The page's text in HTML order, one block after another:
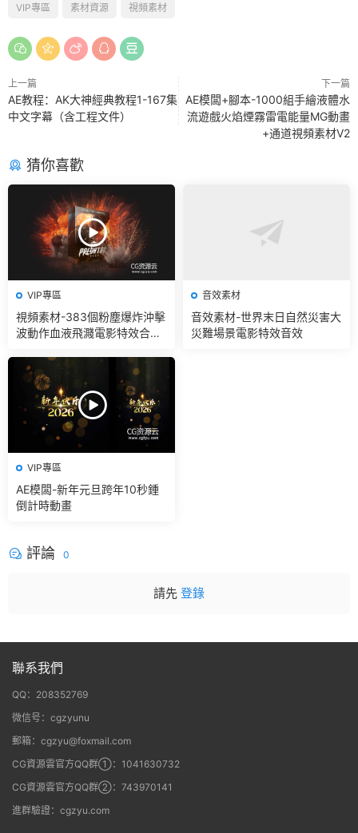
VIP專區 素材資源 視頻素材
上一篇
AE教程：AK大神經典教程1-167集
中文字幕（含工程文件）
下一篇
AE模闆+腳本-1000組手繪液體水
流遊戲火焰煙霧雷電能量MG動畫
+通道視頻素材V2
猜你喜歡
VIP專區
視頻素材-383個粉塵爆炸沖擊
波動作血液飛濺電影特效合成
音效素材
音效素材-世界末日自然災害大
災難場景電影特效音效
VIP專區
AE模闆-新年元旦跨年10秒鍾
倒計時動畫
評論 0
請先 登錄
聯系我們
QQ：208352769
微信号：cgzyunu
郵箱：cgzyu@foxmail.com
CG資源雲官方QQ群①：1041630732
CG資源雲官方QQ群②：743970141
進群驗證：cgzyu.com